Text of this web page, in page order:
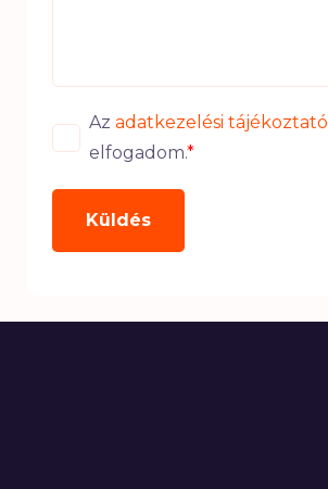
Az adatkezelési tájékoztató
elfogadom.*